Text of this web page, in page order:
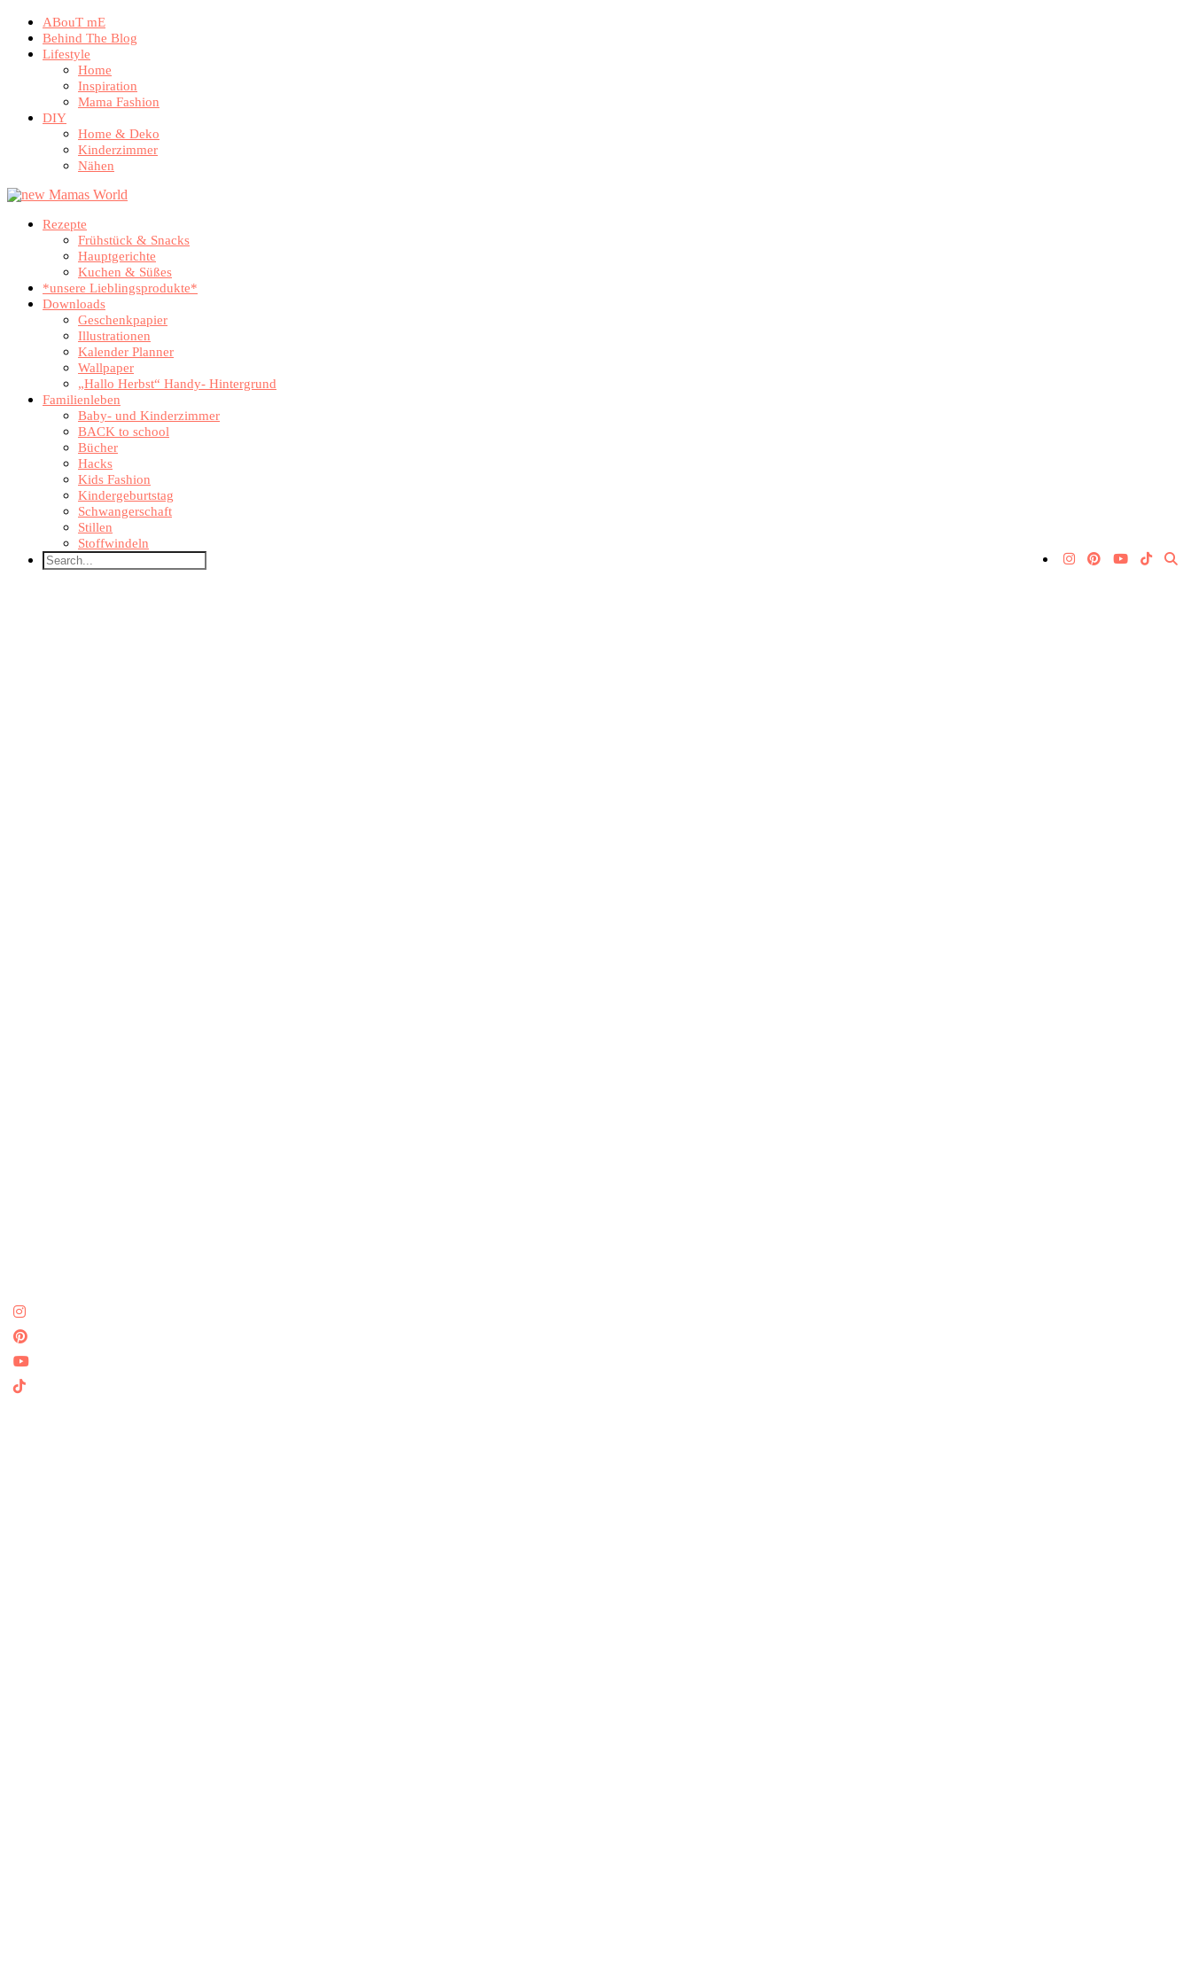
ABouT mE
Behind The Blog
Lifestyle
Home
Inspiration
Mama Fashion
DIY
Home & Deko
Kinderzimmer
Nähen
Rezepte
Frühstück & Snacks
Hauptgerichte
Kuchen & Süßes
*unsere Lieblingsprodukte*
Downloads
Geschenkpapier
Illustrationen
Kalender Planner
Wallpaper
„Hallo Herbst“ Handy- Hintergrund
Familienleben
Baby- und Kinderzimmer
BACK to school
Bücher
Hacks
Kids Fashion
Kindergeburtstag
Schwangerschaft
Stillen
Stoffwindeln